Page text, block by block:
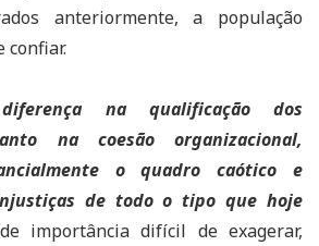
anteriormente, a população
confiar.
na qualificação dos
na coesão organizacional,
o quadro caótico e
de todo o tipo que hoje
importância difícil de exagerar,